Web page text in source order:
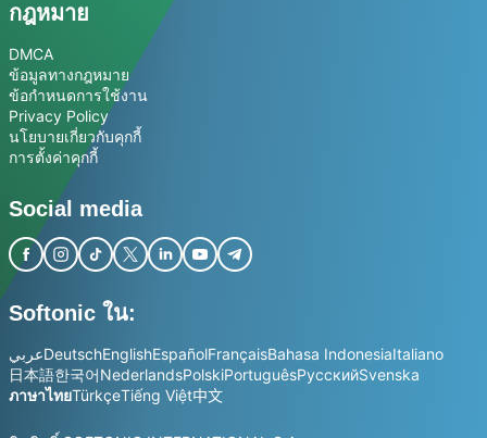
กฎหมาย
DMCA
ข้อมูลทางกฎหมาย
ข้อกำหนดการใช้งาน
Privacy Policy
นโยบายเกี่ยวกับคุกกี้
การตั้งค่าคุกกี้
Social media
Softonic ใน:
عربيDeutschEnglishEspañolFrançaisBahasa IndonesiaItaliano
日本語한국어NederlandsPolskiPortuguêsРусскийSvenska
ภาษาไทยTürkçeTiếng Việt中文